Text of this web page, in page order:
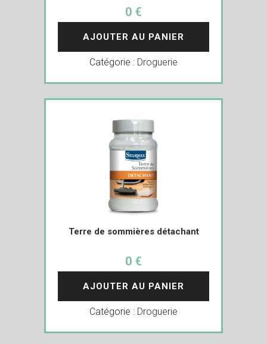
0 €
AJOUTER AU PANIER
Catégorie : Droguerie
Terre de sommières détachant
0 €
AJOUTER AU PANIER
Catégorie : Droguerie